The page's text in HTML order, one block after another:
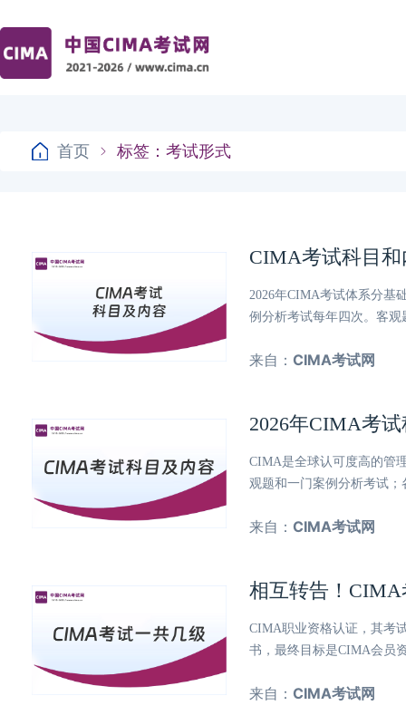
首页 标签：考试形式
CIMA考试科目
2026年CIMA考试体系分基
例分析考试每年四次。客
来自： CIMA考试网
2026年CIMA考
CIMA是全球认可度高的管
观题和一门案例分析考试
来自： CIMA考试网
相互转告！
CIMA职业资格认证，其考
书，最终目标是CIMA会员
来自： CIMA考试网